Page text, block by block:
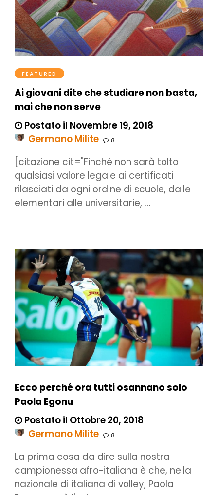
FEATURED
Ai giovani dite che studiare non basta,
mai che non serve
Postato il Novembre 19, 2018
Germano Milite
0
[citazione cit="Finché non sarà tolto
qualsiasi valore legale ai certificati
rilasciati da ogni ordine di scuole, dalle
elementari alle universitarie, …
Ecco perché ora tutti osannano solo
Paola Egonu
Postato il Ottobre 20, 2018
Germano Milite
0
La prima cosa da dire sulla nostra
campionessa afro-italiana è che, nella
nazionale di italiana di volley, Paola